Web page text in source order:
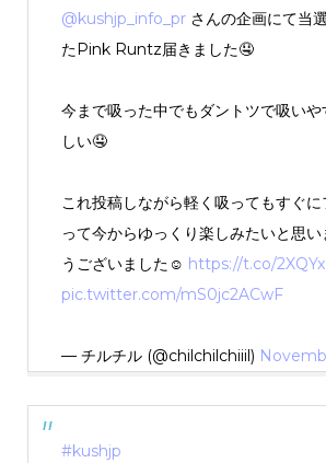
@kushjp_info_prさんの企画にて当
たPink Runtz届きました🤤
今まで吸った中でもダントツで吸い
しい🤤
これ投稿しながら軽く吸ってもすぐ
って今からゆっくり楽しみたいと思い
うございました☺️ https://t.co/
pic.twitter.com/mS0jc2ACwF
— チルチル (@chilchilchiiil)
#kushjp